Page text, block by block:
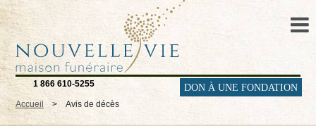
1 866 610-5255 DON À UNE FONDATION
Accueil > Avis de décès